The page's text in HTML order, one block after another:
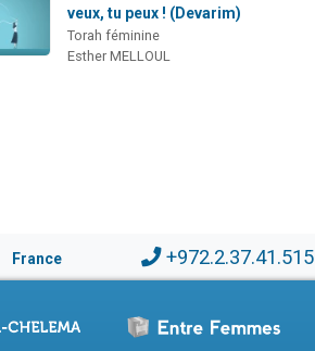
veux, tu peux ! (Devarim)
Torah féminine
Esther MELLOUL
France +972.2.37.41.515